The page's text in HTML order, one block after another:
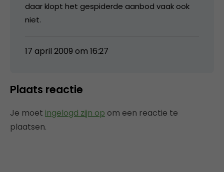
daar klopt het gespiderde aanbod vaak ook
niet.
17 april 2009 om 16:27
Plaats reactie
Je moet ingelogd zijn op om een reactie te
plaatsen.